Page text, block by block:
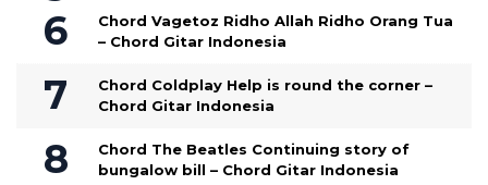
Chord Vagetoz Ridho Allah Ridho Orang Tua
– Chord Gitar Indonesia
Chord Coldplay Help is round the corner –
Chord Gitar Indonesia
Chord The Beatles Continuing story of
bungalow bill – Chord Gitar Indonesia